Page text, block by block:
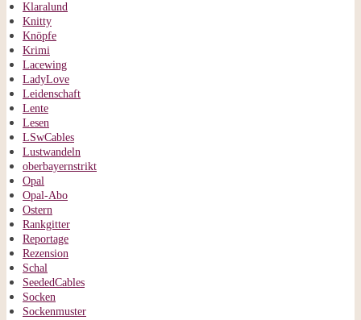
Klaralund
Knitty
Knöpfe
Krimi
Lacewing
LadyLove
Leidenschaft
Lente
Lesen
LSwCables
Lustwandeln
oberbayernstrikt
Opal
Opal-Abo
Ostern
Rankgitter
Reportage
Rezension
Schal
SeededCables
Socken
Sockenmuster